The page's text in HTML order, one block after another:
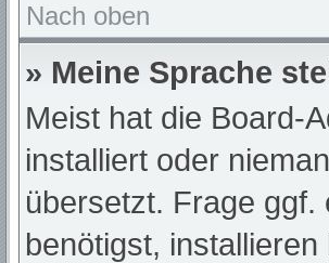
Nach oben
» Meine Sprache
Meist hat die Board-
installiert oder
übersetzt. Frage ggf.
benötigst,